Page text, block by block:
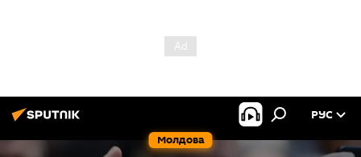
Молдова
РУС